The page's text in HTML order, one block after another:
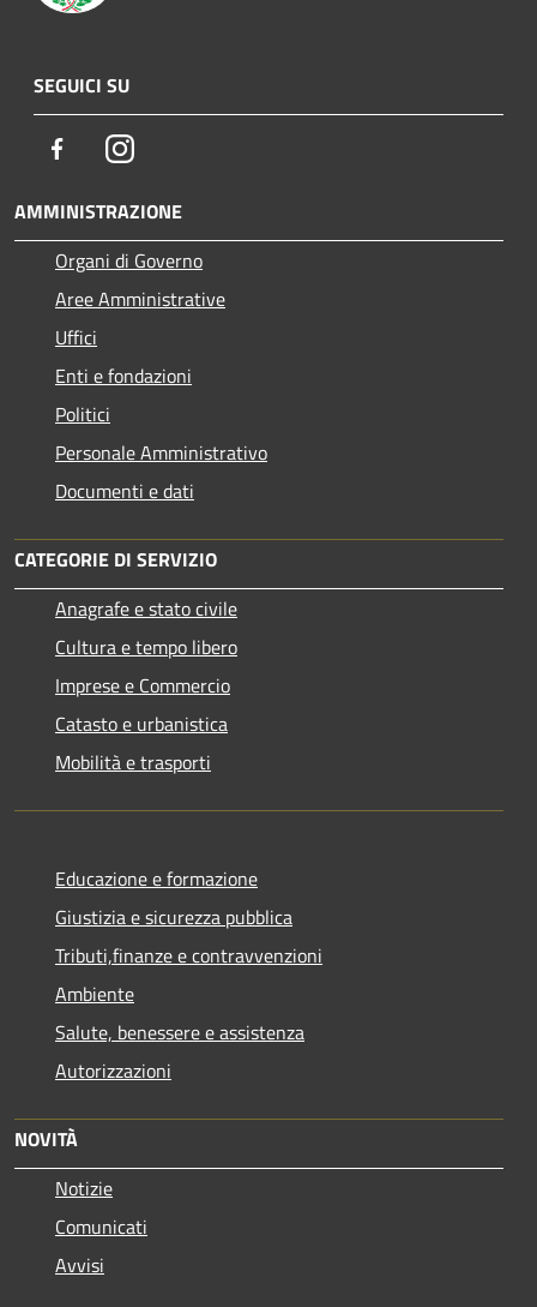
SEGUICI SU
FacebookInstagram
AMMINISTRAZIONE
Organi di Governo
Aree Amministrative
Uffici
Enti e fondazioni
Politici
Personale Amministrativo
Documenti e dati
CATEGORIE DI SERVIZIO
Anagrafe e stato civile
Cultura e tempo libero
Imprese e Commercio
Catasto e urbanistica
Mobilità e trasporti
Educazione e formazione
Giustizia e sicurezza pubblica
Tributi,finanze e contravvenzioni
Ambiente
Salute, benessere e assistenza
Autorizzazioni
NOVITÀ
Notizie
Comunicati
Avvisi